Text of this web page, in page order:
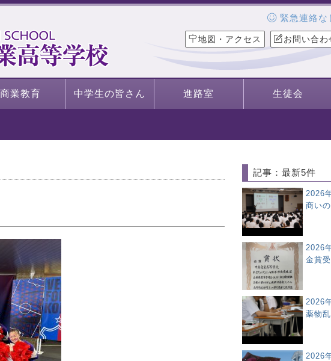
地図・アクセス お問い合わ
緊急連絡な
商業教育 中学生の皆さん 進路室 生徒会
記事：最新5件
2026
商い
2026
金賞
2026
薬物
2026